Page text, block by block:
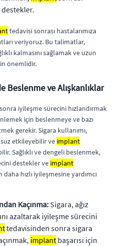
tedavisi sonrası hastalarımıza
veriyoruz. Bu talimatlar,
kalmasını sağlamak ve uzun
önemlidir.
Beslenme ve Alışkanlıklar
iyileşme sürecini hızlandırmak
için beslenmeye ve bazı
gerekir. Sigara kullanımı,
etkileyebilir ve implant
Sağlıklı ve dengeli beslenmek,
destekler ve implant
hızlı iyileşmesine yardımcı
Kaçınma: Sigara, ağız
azaltarak iyileşme sürecini
tedavisinden sonra sigara
implant başarısı için